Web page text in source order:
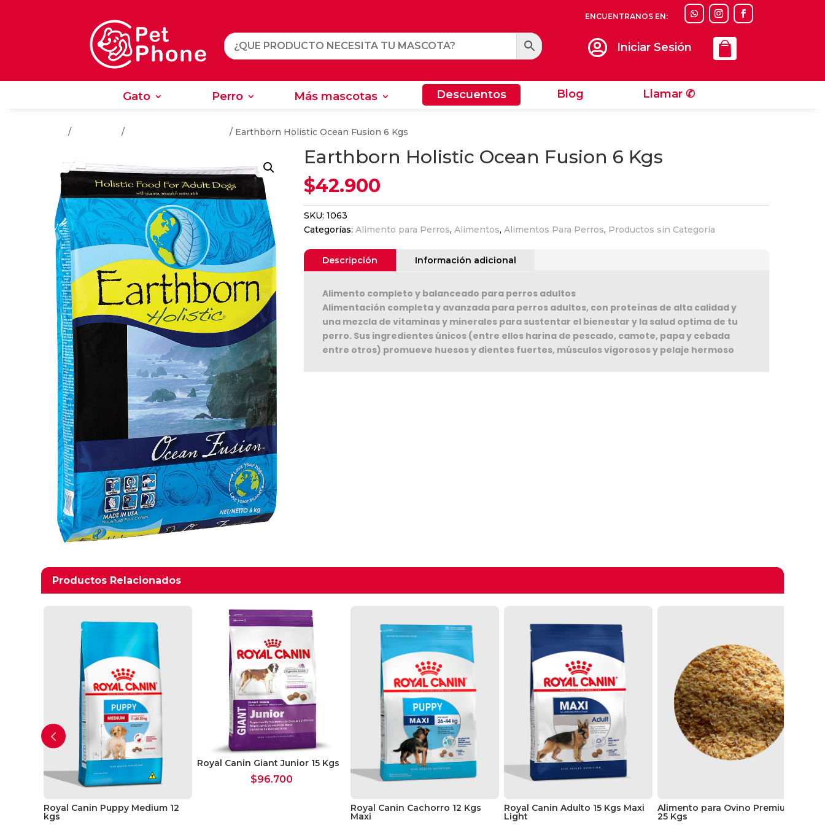
ENCUENTRANOS EN:
 Iniciar Sesión
Gato Perro Más mascotas Descuentos Blog Llamar ✆
Llamar ✆
/ / / Earthborn Holistic Ocean Fusion 6 Kgs
Earthborn Holistic Ocean Fusion 6 Kgs
$42.900
SKU: 1063
Categorías: Alimento para Perros, Alimentos, Alimentos Para Perros, Productos sin Categoría
Descripción Información adicional
Alimento completo y balanceado para perros adultos
Alimentación completa y avanzada para perros adultos, con proteínas de alta calidad y
una mezcla de vitaminas y minerales para sustentar el bienestar y la salud optima de tu
perro. Sus ingredientes únicos (entre ellos harina de pescado, camote, papa y cebada
entre otros) promueve huesos y dientes fuertes, músculos vigorosos y pelaje hermoso
Productos Relacionados
Productos relacionados
Royal Canin Puppy Medium 12
kgs
Royal Canin Giant Junior 15 Kgs
$96.700
Royal Canin Cachorro 12 Kgs
Maxi
Royal Canin Adulto 15 Kgs Maxi
Light
Alimento para Ovino Premium
25 Kgs